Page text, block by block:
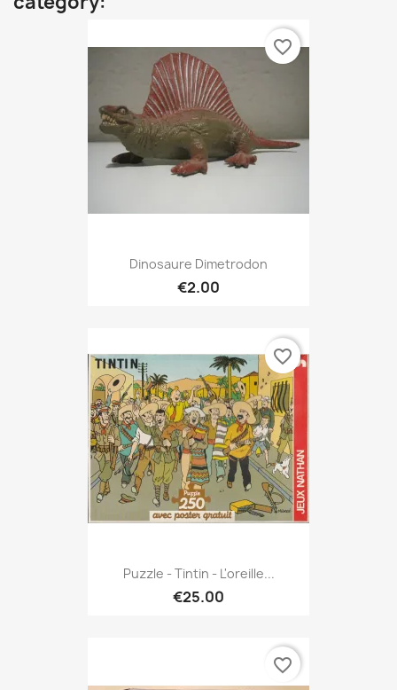
Dinosaure Dimetrodon
€2.00
favorite_border
Puzzle - Tintin - L'oreille...
€25.00
favorite_border
favorite_border